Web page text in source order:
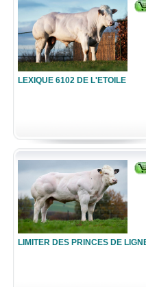
LEXIQUE 6102 DE L'ETOILE
LIMITER DES PRINCES DE